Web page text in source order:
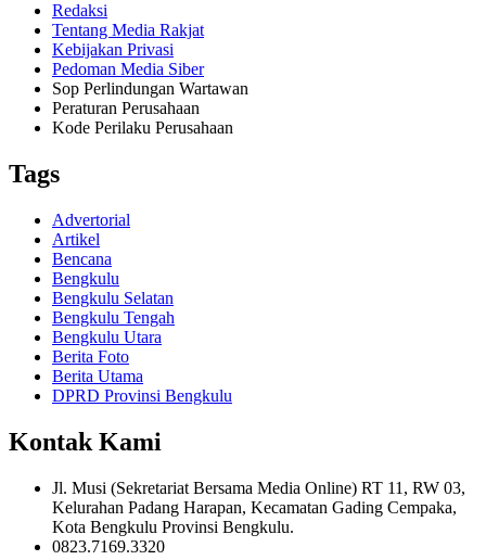
Redaksi
Tentang Media Rakjat
Kebijakan Privasi
Pedoman Media Siber
Sop Perlindungan Wartawan
Peraturan Perusahaan
Kode Perilaku Perusahaan
Tags
Advertorial
Artikel
Bencana
Bengkulu
Bengkulu Selatan
Bengkulu Tengah
Bengkulu Utara
Berita Foto
Berita Utama
DPRD Provinsi Bengkulu
Kontak Kami
Jl. Musi (Sekretariat Bersama Media Online) RT 11, RW 03,
Kelurahan Padang Harapan, Kecamatan Gading Cempaka,
Kota Bengkulu Provinsi Bengkulu.
0823.7169.3320